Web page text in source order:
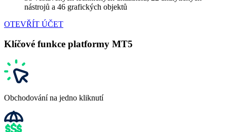
nástrojů a 46 grafických objektů
OTEVŘÍT ÚČET
Klíčové funkce platformy MT5
Obchodování na jedno kliknutí